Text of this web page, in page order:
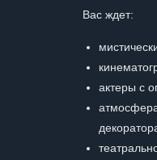
Вас ждет:
актеры с